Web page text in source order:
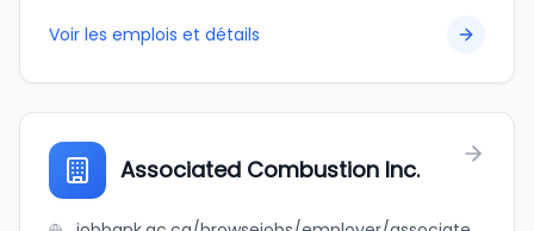
Voir les emplois et détails
Associated Combustion Inc.